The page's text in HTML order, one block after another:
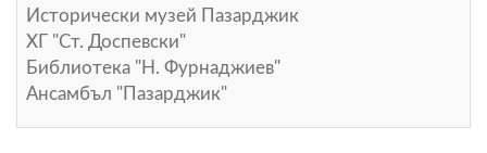
Исторически музей Пазарджик
ХГ "Ст. Доспевски"
Библиотека "Н. Фурнаджиев"
Ансамбъл "Пазарджик"